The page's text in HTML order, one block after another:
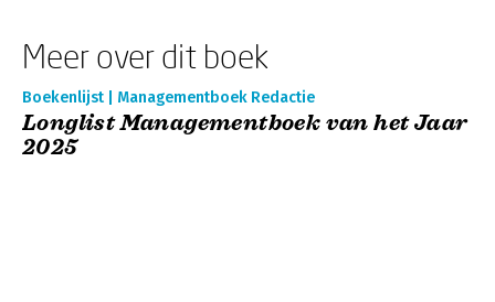
Meer over dit boek
Boekenlijst | Managementboek Redactie
Longlist Managementboek van het Jaar
2025